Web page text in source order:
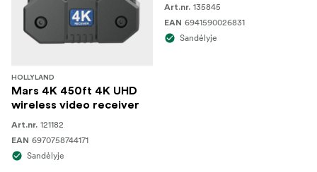
HOLLYLAND
Mars 4K 450ft 4K UHD
wireless video receiver
Art.nr. 121182
EAN 6970758744171
Sandėlyje
Art.nr. 135845
EAN 6941590026831
Sandėlyje